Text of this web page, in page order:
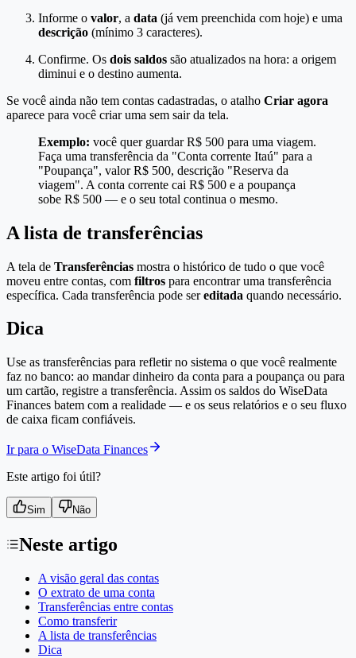
Informe o valor, a data (já vem preenchida com hoje) e uma
descrição (mínimo 3 caracteres).
Confirme. Os dois saldos são atualizados na hora: a origem
diminui e o destino aumenta.
Se você ainda não tem contas cadastradas, o atalho Criar agora
aparece para você criar uma sem sair da tela.
Exemplo: você quer guardar R$ 500 para uma viagem.
Faça uma transferência da "Conta corrente Itaú" para a
"Poupança", valor R$ 500, descrição "Reserva da
viagem". A conta corrente cai R$ 500 e a poupança
sobe R$ 500 — e o seu total continua o mesmo.
A lista de transferências
A tela de Transferências mostra o histórico de tudo o que você
moveu entre contas, com filtros para encontrar uma transferência
específica. Cada transferência pode sereditada quando necessário.
Dica
Use as transferências para refletir no sistema o que você realmente
faz no banco: ao mandar dinheiro da conta para a poupança ou para
um cartão, registre a transferência. Assim os saldos do WiseData
Finances batem com a realidade — e os seus relatórios e o seu fluxo
de caixa ficam confiáveis.
Ir para o WiseData Finances
Este artigo foi útil?
Sim Não
Neste artigo
A visão geral das contas
O extrato de uma conta
Transferências entre contas
Como transferir
A lista de transferências
Dica